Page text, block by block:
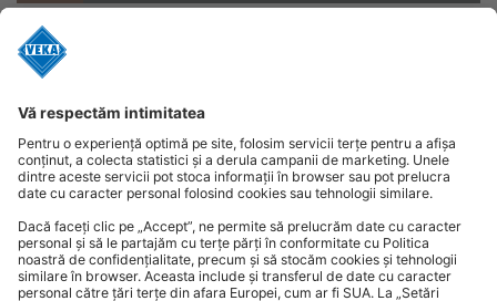
Politica de confidențialitate
Politica de cookies
Declarație de protecție a datelor